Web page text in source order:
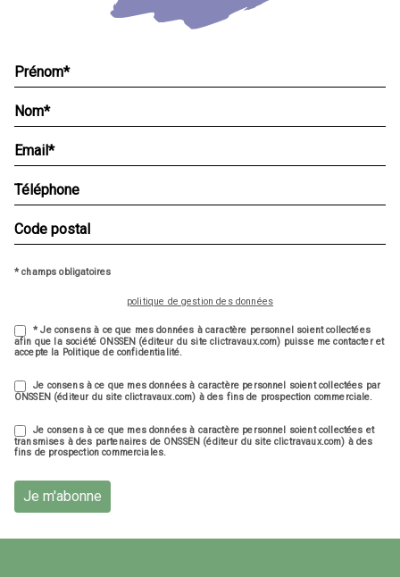
* champs obligatoires
politique de gestion des données
* Je consens à ce que mes données à caractère personnel soient collectées
afin que la société ONSSEN (éditeur du site clictravaux.com) puisse me contacter et
accepte la Politique de confidentialité.
Je consens à ce que mes données à caractère personnel soient collectées par
ONSSEN (éditeur du site clictravaux.com) à des fins de prospection commerciale.
Je consens à ce que mes données à caractère personnel soient collectées et
transmises à des partenaires de ONSSEN (éditeur du site clictravaux.com) à des
fins de prospection commerciales.
Je m'abonne